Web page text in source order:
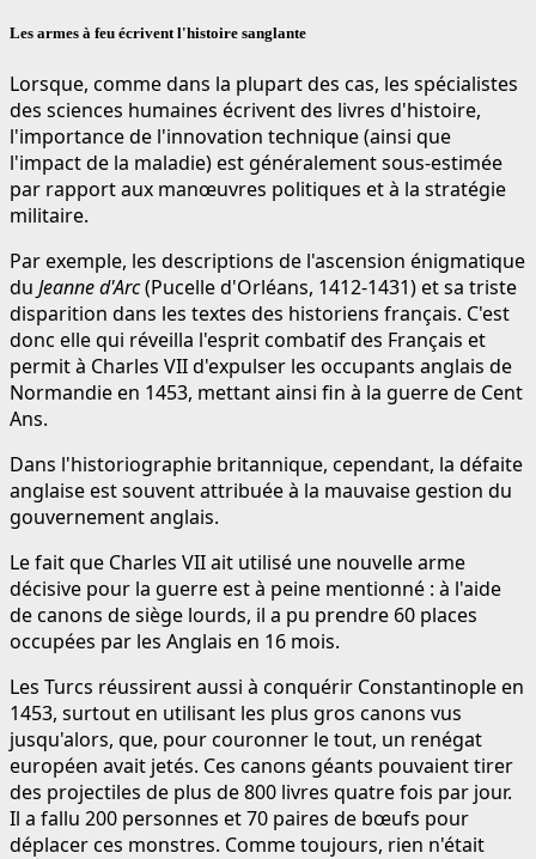
Les armes à feu écrivent l'histoire sanglante
Lorsque, comme dans la plupart des cas, les spécialistes
des sciences humaines écrivent des livres d'histoire,
l'importance de l'innovation technique (ainsi que
l'impact de la maladie) est généralement sous-estimée
par rapport aux manœuvres politiques et à la stratégie
militaire.
Par exemple, les descriptions de l'ascension énigmatique
du Jeanne d'Arc(Pucelle d'Orléans, 1412-1431) et sa triste
disparition dans les textes des historiens français. C'est
donc elle qui réveilla l'esprit combatif des Français et
permit à Charles VII d'expulser les occupants anglais de
Normandie en 1453, mettant ainsi fin à la guerre de Cent
Ans.
Dans l'historiographie britannique, cependant, la défaite
anglaise est souvent attribuée à la mauvaise gestion du
gouvernement anglais.
Le fait que Charles VII ait utilisé une nouvelle arme
décisive pour la guerre est à peine mentionné : à l'aide
de canons de siège lourds, il a pu prendre 60 places
occupées par les Anglais en 16 mois.
Les Turcs réussirent aussi à conquérir Constantinople en
1453, surtout en utilisant les plus gros canons vus
jusqu'alors, que, pour couronner le tout, un renégat
européen avait jetés. Ces canons géants pouvaient tirer
des projectiles de plus de 800 livres quatre fois par jour.
Il a fallu 200 personnes et 70 paires de bœufs pour
déplacer ces monstres. Comme toujours, rien n'était